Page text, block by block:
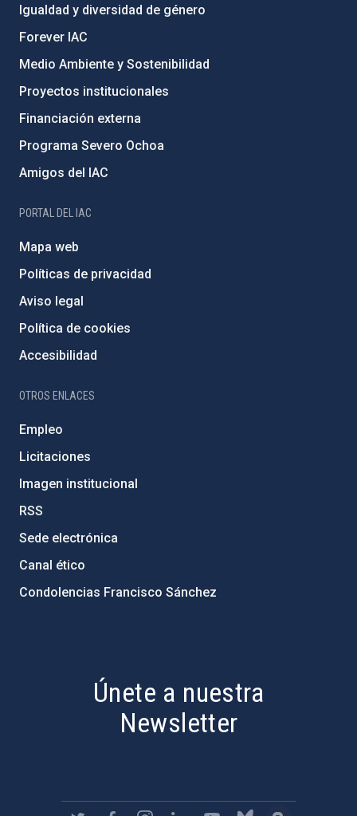
Igualdad y diversidad de género
Forever IAC
Medio Ambiente y Sostenibilidad
Proyectos institucionales
Financiación externa
Programa Severo Ochoa
Amigos del IAC
PORTAL DEL IAC
Mapa web
Políticas de privacidad
Aviso legal
Política de cookies
Accesibilidad
OTROS ENLACES
Empleo
Licitaciones
Imagen institucional
RSS
Sede electrónica
Canal ético
Condolencias Francisco Sánchez
Únete a nuestra
Newsletter